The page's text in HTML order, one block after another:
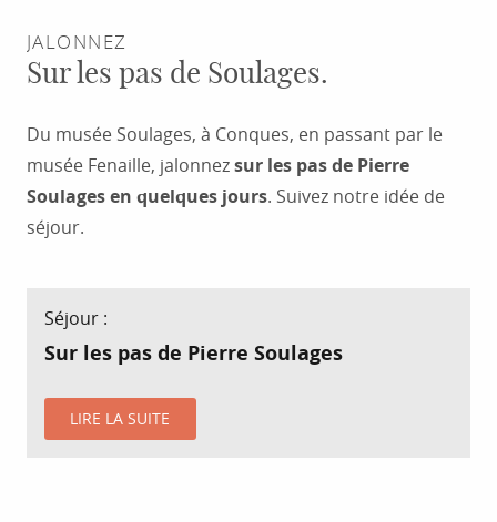
JALONNEZ
Sur les pas de Soulages.
Du musée Soulages, à Conques, en passant par le
musée Fenaille, jalonnezsur les pas de Pierre
Soulages en quelques jours. Suivez notre idée de
séjour.
Séjour :
Sur les pas de Pierre Soulages
LIRE LA SUITE